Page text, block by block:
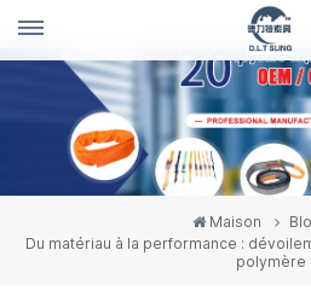
Maison
Du matériau à la performance :
polymère